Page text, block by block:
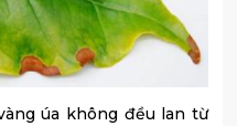
úa không đều lan từ